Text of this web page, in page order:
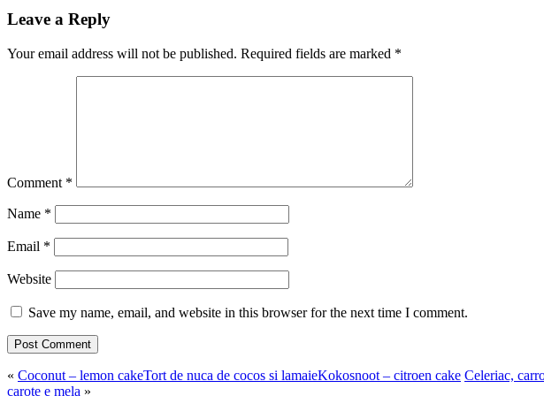
Leave a Reply
Your email address will not be published. Required fields are marked *
Comment *
Name *
Email *
Website
Save my name, email, and website in this browser for the next time I comment.
« Coconut – lemon cakeTort de nuca de cocos si lamaieKokosnoot – citroen cake Celeriac,
carote e mela »